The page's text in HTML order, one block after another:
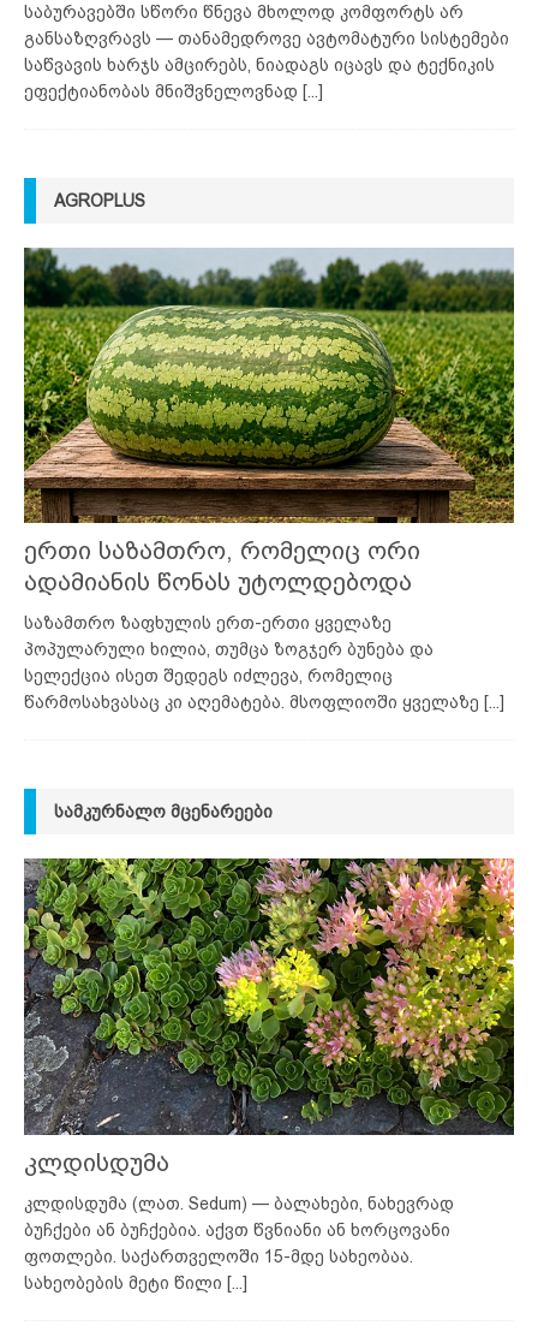
საბურავებში სწორი წნევა მხოლოდ კომფორტს არ
განსაზღვრავს — თანამედროვე ავტომატური სისტემები
საწვავის ხარჯს ამცირებს, ნიადაგს იცავს და ტექნიკის
ეფექტიანობას მნიშვნელოვნად [...]
AGROPLUS
ერთი საზამთრო, რომელიც ორი
ადამიანის წონას უტოლდებოდა
საზამთრო ზაფხულის ერთ-ერთი ყველაზე
პოპულარული ხილია, თუმცა ზოგჯერ ბუნება და
სელექცია ისეთ შედეგს იძლევა, რომელიც
წარმოსახვასაც კი აღემატება. მსოფლიოში ყველაზე [...]
ᲡᲐᲛᲙᲣᲠᲜᲐᲚᲝ ᲛᲪᲔᲜᲐᲠᲔᲔᲑᲘ
კლდისდუმა
კლდისდუმა (ლათ. Sedum) — ბალახები, ნახევრად
ბუჩქები ან ბუჩქებია. აქვთ წვნიანი ან ხორცოვანი
ფოთლები. საქართველოში 15-მდე სახეობაა.
სახეობების მეტი წილი [...]